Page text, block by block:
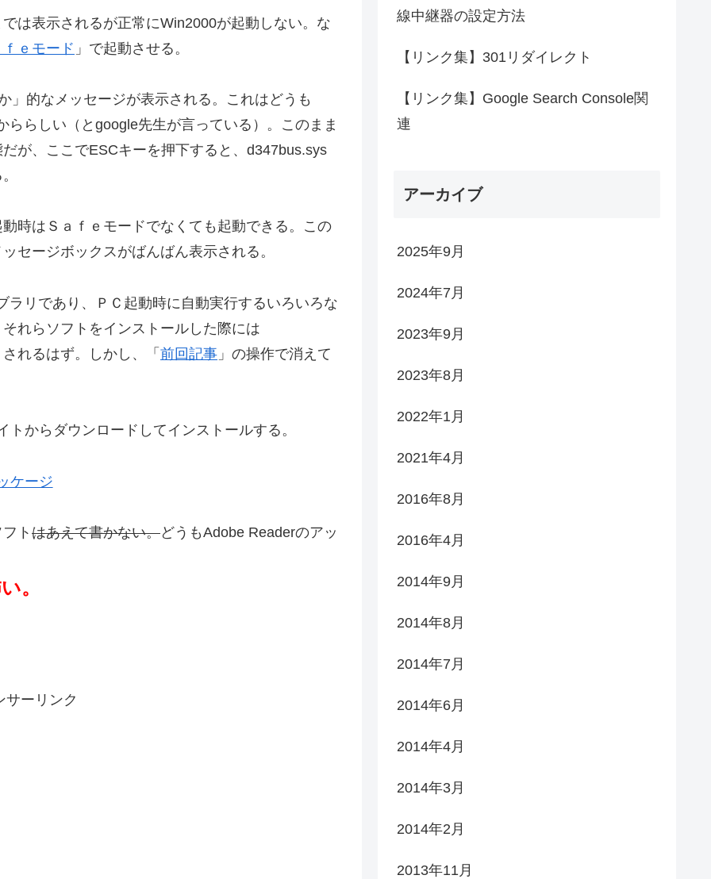
は表示されるが正常にWin2000が起動しない。な
ｅモード 」で起動させる。
」的なメッセージが表示される。これはどうも
らしい（とgoogle先生が言っている）。このまま
が、ここでESCキーを押下すると、d347bus.sys
時はＳａｆｅモードでなくても起動できる。この
セージボックスがばんばん表示される。
リであり、ＰＣ起動時に自動実行するいろいろな
れらソフトをインストールした際には
れるはず。しかし、「 前回記事 」の操作で消えて
からダウンロードしてインストールする。
ケージ
ト はあえて書かない。どうもAdobe Readerのアッ
。
サーリンク
線中継器の設定方法
【リンク集】301リダイレクト
【リンク集】Google Search Console関
連
アーカイブ
2025年9月
2024年7月
2023年9月
2023年8月
2022年1月
2021年4月
2016年8月
2016年4月
2014年9月
2014年8月
2014年7月
2014年6月
2014年4月
2014年3月
2014年2月
2013年11月